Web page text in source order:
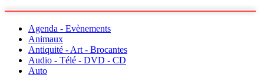
Agenda - Evènements
Animaux
Antiquité - Art - Brocantes
Audio - Télé - DVD - CD
Auto